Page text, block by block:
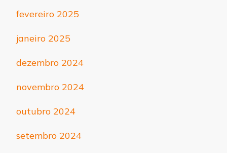
fevereiro 2025
janeiro 2025
dezembro 2024
novembro 2024
outubro 2024
setembro 2024